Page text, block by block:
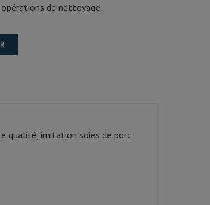
de nettoyage.
qualité, imitation soies de porc